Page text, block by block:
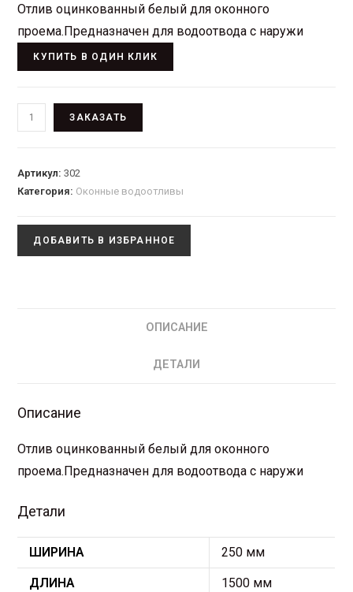
Отлив оцинкованный белый для оконного
проема.Предназначен для водоотвода с наружи
КУПИТЬ В ОДИН КЛИК
ЗАКАЗАТЬ
Артикул:302
Категория: Оконные водоотливы
ДОБАВИТЬ В ИЗБРАННОЕ
ОПИСАНИЕ
ДЕТАЛИ
Описание
Отлив оцинкованный белый для оконного
проема.Предназначен для водоотвода с наружи
Детали
ШИРИНА 250 мм
ДЛИНА 1500 мм